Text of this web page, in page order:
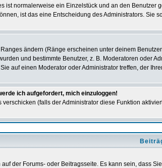
ist normalerweise ein Einzelstück und an den
ist das eine Entscheidung des Administrators. Sie
ändern (Ränge erscheinen unter deinem
und bestimmte Benutzer, z. B. Moderatoren oder
auf einen Moderator oder Administrator treffen, der
ich aufgefordert, mich einzuloggen!
(falls der Administrator diese Funktion
der Forums- oder Beitragsseite. Es kann sein, dass